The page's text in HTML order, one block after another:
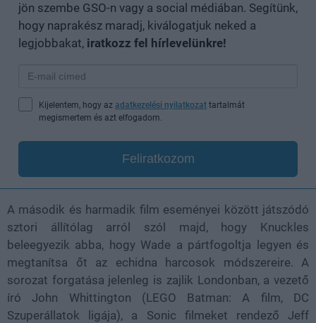
jön szembe GSO-n vagy a social médiában. Segítünk,
hogy naprakész maradj, kiválogatjuk neked a
legjobbakat, iratkozz fel hírlevelünkre!
Kijelentem, hogy az adatkezelési nyilatkozat tartalmát
megismertem és azt elfogadom.
Feliratkozom
A második és harmadik film eseményei között játszódó
sztori állítólag arról szól majd, hogy Knuckles
beleegyezik abba, hogy Wade a pártfogoltja legyen és
megtanítsa őt az echidna harcosok módszereire. A
sorozat forgatása jelenleg is zajlik Londonban, a vezető
író John Whittington (LEGO Batman: A film, DC
Szuperállatok ligája), a Sonic filmeket rendező Jeff